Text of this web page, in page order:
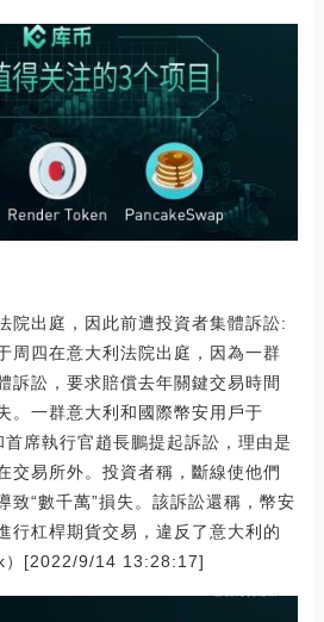
院出庭，因此前遭投資者集體訴訟:
周四在意大利法院出庭，因為一群
訴訟，要求賠償去年關鍵交易時間
。一群意大利和國際幣安用戶于
席執行官趙長鵬提起訴訟，理由是
交易所外。投資者稱，斷線使他們
致“數千萬”損失。該訴訟還稱，幣安
行杠桿期貨交易，違反了意大利的
）[2022/9/14 13:28:17]